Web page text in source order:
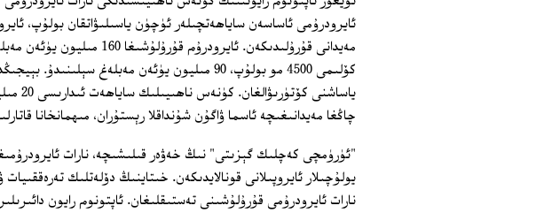
مەيدانى قۇرۇلىدىكەن.
كۆلىمى 4500 مو بولۇپ، 90 مىليون يۈئەن مەبلەغ
چاڭغا مەيدانىغىچە ئاسما ۋاگۇن شۇنداقلا رېستۇران، مىھمانخانا
نارات ئايرودرۇمى قۇرۇلۇشىنى تەستىقلىغان. ئاپتونوم رايون